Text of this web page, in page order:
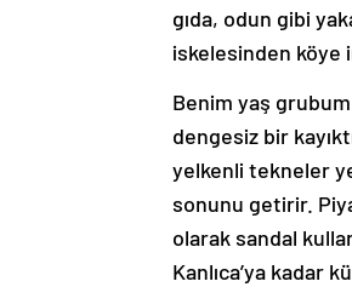
gıda, odun gibi
iskelesinden köye
Benim yaş
dengesiz bir
yelkenli tekneler
sonunu getirir.
olarak sandal
Kanlıca’ya kadar